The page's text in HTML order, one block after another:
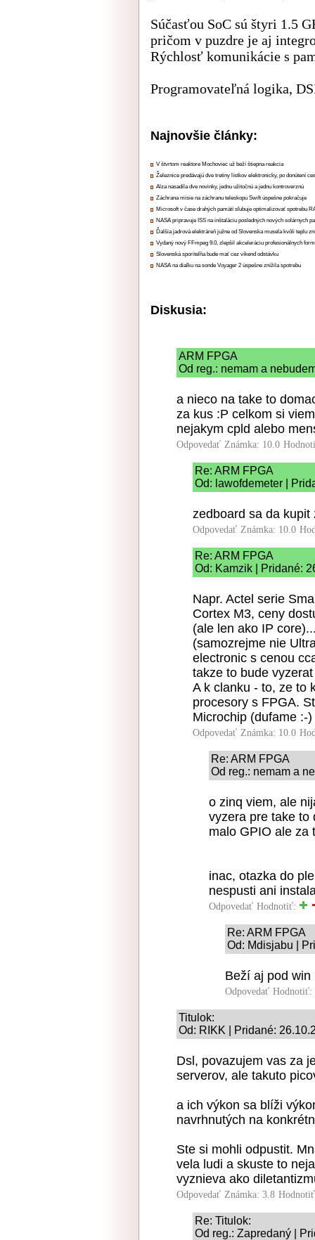
Súčasťou SoC sú štyri 1.5
pričom v puzdre je aj
Rýchlosť komunikácie s
Programovateľná logika,
Najnovšie články:
V štvrtom reaktore Mochoviec už beží štiepna reakcia
Železnice predávajú dve tretiny lístkov elektronicky, po donútení
Alza nasadila dve novinky, jednu užitočnú a jednu kontroverznú
Záchrana misie na záchranu teleskopu Swift úspešne pokračuje
Microsoft v čase drahých pamätí sľubuje optimalizovať spotrebu
NASA pripravuje ISS na inštaláciu posledných nových solárnych
Ďalšia jadrová elektráreň južne od Slovenska musela kvôli teplu
Vydaný nový FFmpeg 9.0, zlepšil akceleráciu profesionálnych
Slovenská sporiteľňa bude mať cez víkend odstávku
NASA na diaľku na sonde Voyager 2 úspešne znížila spotrebu
Diskusia:
ARM FPGA
Od reg.: nemam a
a nieco na take to
za kus :P celkom si
nejakym cpld alebo
Odpovedať Známka: 10.0
Re: ARM FPGA
Od: lawofdemeter |
zedboard sa da
Odpovedať Známka: 10.0
Re: ARM FPGA
Od: Kamzik | Pridané:
Napr. Actel serie
Cortex M3, ceny
(ale len ako IP
(samozrejme nie
electronic s cenou
takze to bude
A k clanku - to, ze to
procesory s FPGA.
Microchip (dufame :-)
Odpovedať Známka: 10.0
Re: ARM FPGA
Od reg.: nemam a
o zinq viem, ale
vyzera pre take to
malo GPIO ale za
inac, otazka do
nespusti ani
Odpovedať Hodnotiť:
Re: ARM FPGA
Od: Mdisjabu |
Beží aj pod
Odpovedať Hodnotiť:
Titulok:
Od: RIKK | Pridané:
Dsl, povazujem vas za
serverov, ale takuto
a ich výkon sa blíži
navrhnutých na
Ste si mohli odpustit.
vela ludi a skuste to
vyznieva ako
Odpovedať Známka: 3.8
Re: Titulok:
Od reg.: Zapredaný |